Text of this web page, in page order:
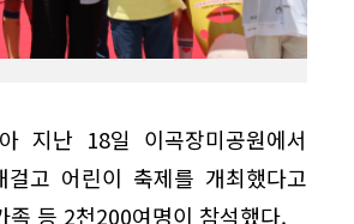
지난 18일 이곡장미공원에서
고 어린이 축제를 개최했다고
등 2천200여명이 참석했다.